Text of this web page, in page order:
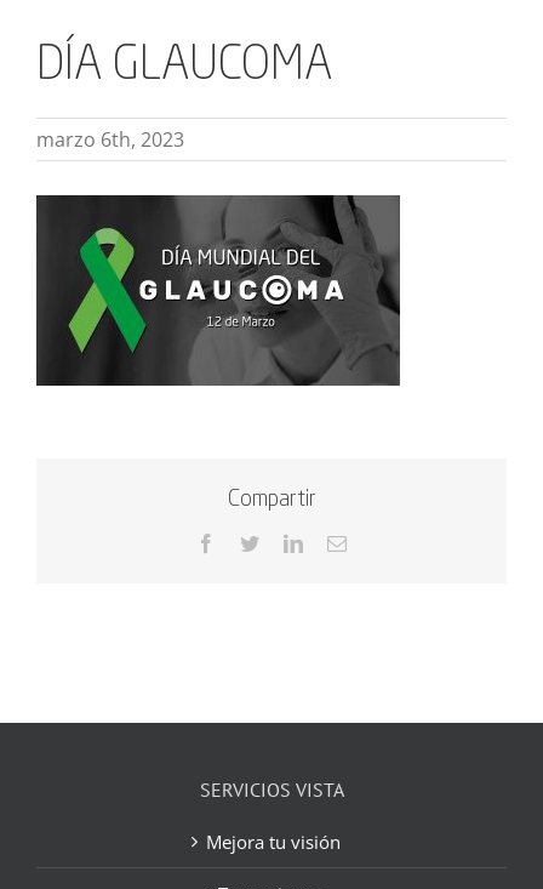
DÍA GLAUCOMA
marzo 6th, 2023
Compartir
Facebook
TwitterLinkedInCorreo
SERVICIOS VISTA
Mejora tu visión